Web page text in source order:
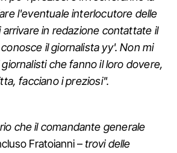
l'eventuale interlocutore delle
in redazione contattate il
il giornalista yy'. Non mi
che fanno il loro dovere,
facciano i preziosi".
che il comandante generale
Fratoianni –trovi delle